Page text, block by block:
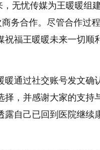
，无忧传媒为王暖暖组
务合作。尽管合作过
祝福王暖暖未来一切顺
暖通过社交账号发文确
择，并感谢大家的支持
露自己已回到医院继续